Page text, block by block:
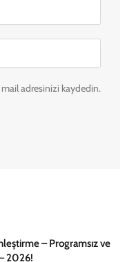
mail adresinizi kaydedin.
– Programsız ve
2026!